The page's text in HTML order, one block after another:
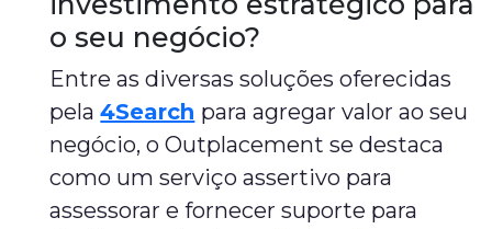
o seu negócio?
Entre as diversas soluções oferecidas
pela4Search para agregar valor ao seu
negócio, o Outplacement se destaca
como um serviço assertivo para
assessorar e fornecer suporte para